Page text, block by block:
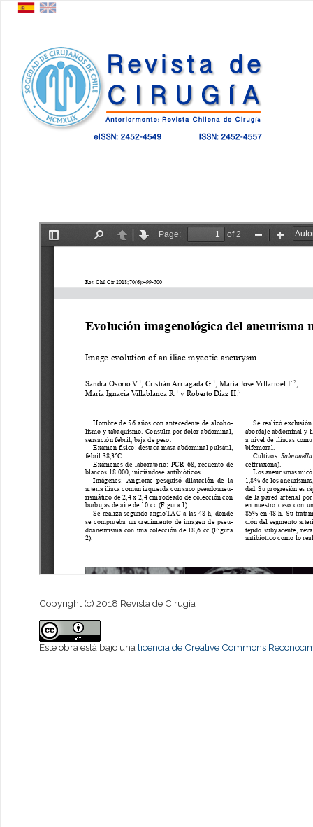
Copyright (c) 2018 Revista de Cirugía
Este obra está bajo una licencia de Creative Commons